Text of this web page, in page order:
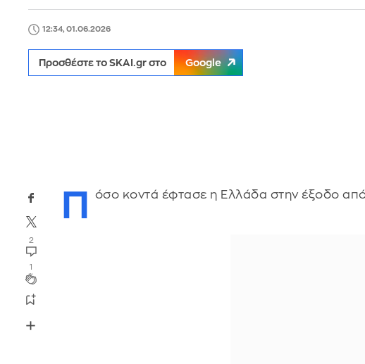
12:34, 01.06.2026
Προσθέστε το SKAI.gr στο Google
2
1
Π όσο κοντά έφτασε η Ελλάδα στην έξοδο